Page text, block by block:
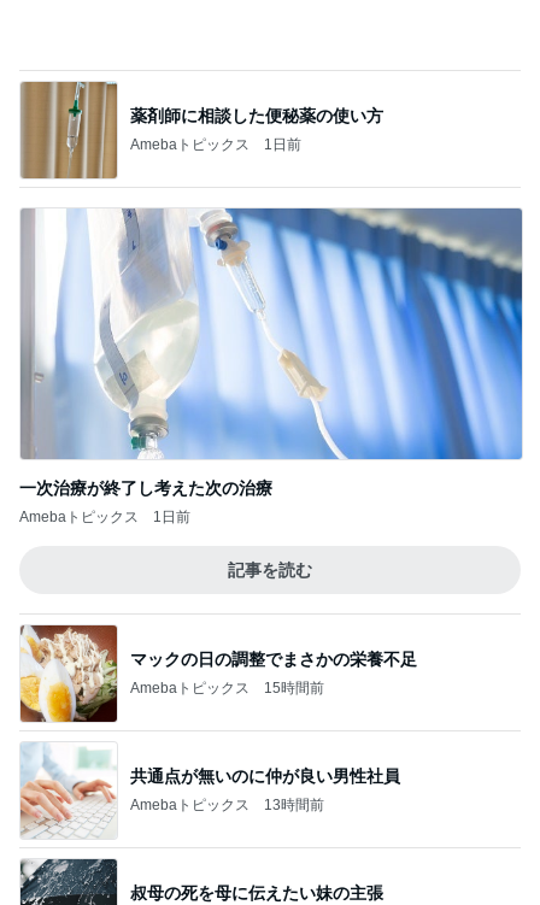
薬剤師に相談した便秘薬の使い方
Amebaトピックス 1日前
一次治療が終了し考えた次の治療
Amebaトピックス 1日前
記事を読む
マックの日の調整でまさかの栄養不足
Amebaトピックス 15時間前
共通点が無いのに仲が良い男性社員
Amebaトピックス 13時間前
叔母の死を母に伝えたい妹の主張